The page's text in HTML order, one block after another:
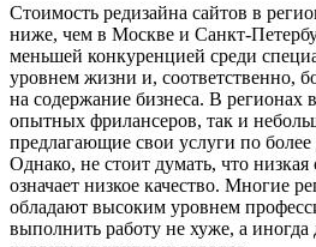
Стоимость редизайна сайтов в
ниже, чем в Москве и Санкт-
меньшей конкуренцией среди
уровнем жизни и, соответственно,
на содержание бизнеса. В регионах
опытных фрилансеров, так и
предлагающие свои услуги по
Однако, не стоит думать, что низкая
означает низкое качество. Многие
обладают высоким уровнем
выполнить работу не хуже, а